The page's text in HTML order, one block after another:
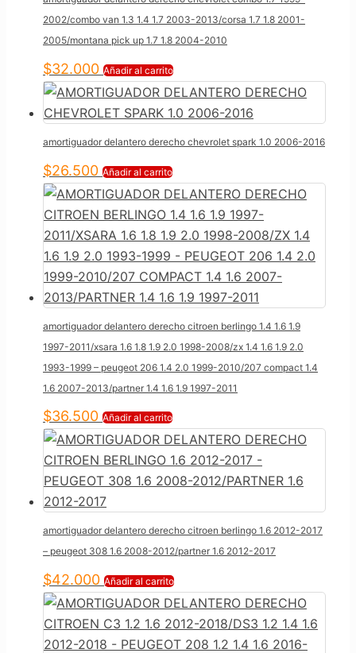
2002/combo van 1.3 1.4 1.7 2003-2013/corsa 1.7 1.8 2001-
2005/montana pick up 1.7 1.8 2004-2010
$32.000 Añadir al carrito
amortiguador delantero derecho chevrolet spark 1.0 2006-2016
$26.500 Añadir al carrito
amortiguador delantero derecho citroen berlingo 1.4 1.6 1.9
1997-2011/xsara 1.6 1.8 1.9 2.0 1998-2008/zx 1.4 1.6 1.9 2.0
1993-1999 – peugeot 206 1.4 2.0 1999-2010/207 compact 1.4
1.6 2007-2013/partner 1.4 1.6 1.9 1997-2011
$36.500 Añadir al carrito
amortiguador delantero derecho citroen berlingo 1.6 2012-2017
– peugeot 308 1.6 2008-2012/partner 1.6 2012-2017
$42.000 Añadir al carrito